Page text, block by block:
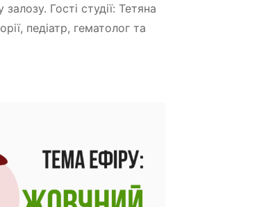
Гості студії: Тетяна
педіатр, гематолог та